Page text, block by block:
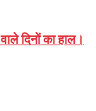
दिनों का हाल।